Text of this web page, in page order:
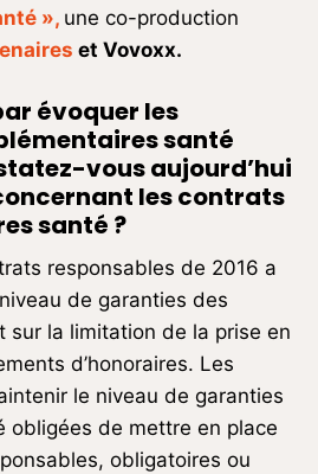
», une co-production
et Vovoxx.
évoquer les
santé
vous aujourd’hui
les contrats
santé ?
responsables de 2016 a
de garanties des
sur la limitation de la prise en
d’honoraires. Les
le niveau de garanties
obligées de mettre en place
obligatoires ou